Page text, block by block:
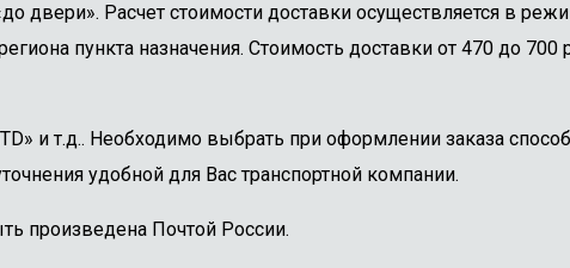
двери». Расчет стоимости доставки осуществляется в
пункта назначения. Стоимость доставки от 470 до 700
и т.д.. Необходимо выбрать при оформлении заказа
удобной для Вас транспортной компании.
произведена Почтой России.